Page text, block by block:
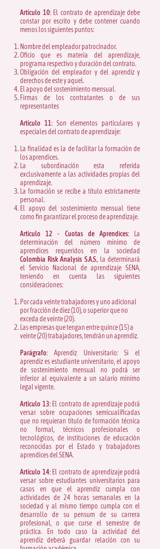
Artículo 10:El contrato de aprendizaje debe
constar por escrito y debe contener cuando
menos los siguientes puntos:
Nombre del empleador patrocinador.
Oficio que es materia del aprendizaje,
programa respectivo y duración del contrato.
Obligación del empleador y del aprendiz y
derechos de este y aquel.
El apoyo del sostenimiento mensual.
Firmas de los contratantes o de sus
representantes
Artículo 11:Son elementos particulares y
especiales del contrato de aprendizaje:
La finalidad es la de facilitar la formación de
los aprendices.
La subordinación esta referida
exclusivamente a las actividades propias del
aprendizaje.
La formación se recibe a título estrictamente
personal.
El apoyo del sostenimiento mensual tiene
como fin garantizar el proceso de aprendizaje.
Artículo 12 - Cuotas de Aprendices:La
determinación del número mínimo de
aprendices requeridos en la sociedad
Colombia Risk Analysis S.A.S., la determinará
el Servicio Nacional de aprendizaje SENA,
teniendo en cuenta las siguientes
consideraciones:
Por cada veinte trabajadores y uno adicional
por fracción de diez (10), o superior que no
exceda de veinte (20).
Las empresas que tengan entre quince (15) a
veinte (20) trabajadores, tendrán un aprendiz.
Parágrafo: Aprendiz Universitario: Si el
aprendiz es estudiante universitario, el apoyo
de sostenimiento mensual no podrá ser
inferior al equivalente a un salario mínimo
legal vigente.
Artículo 13:El contrato de aprendizaje podrá
versar sobre ocupaciones semicualificadas
que no requieran título de formación técnica
no formal, técnicos profesionales o
tecnológicos, de instituciones de educación
reconocidas por el Estado y trabajadores
aprendices del SENA.
Artículo 14:El contrato de aprendizaje podrá
versar sobre estudiantes universitarios para
casos en que el aprendiz cumpla con
actividades de 24 horas semanales en la
sociedad y al mismo tiempo cumpla con el
desarrollo de su pensum de su carrera
profesional, o que curse el semestre de
práctica. En todo caso la actividad del
aprendiz deberá guardar relación con su